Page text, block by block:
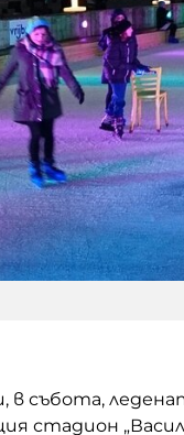
в събота,
стадион „Васил